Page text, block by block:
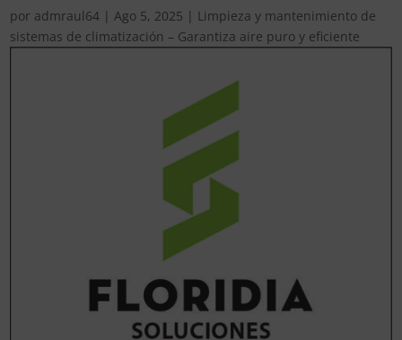
por admraul64 |Ago 5, 2025 | Limpieza y mantenimiento de
sistemas de climatización – Garantiza aire puro y eficiente